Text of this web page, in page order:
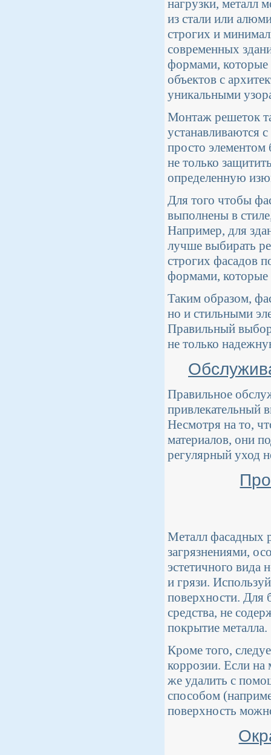
нагрузки, металл
из стали или
строгих и
современных
формами, которые
объектов с
уникальными
Монтаж решеток
устанавливаются
просто элементом
не только
определенную
Для того чтобы
выполнены в
Например, для
лучше выбирать
строгих фасадов
формами, которые
Таким образом,
но и стильными
Правильный
не только
Правильное
привлекательный
Несмотря на то,
материалов, они
регулярный уход
Металл фасадных
загрязнениями,
эстетичного вида
и грязи.
поверхности. Для
средства, не
покрытие металла.
Кроме того,
коррозии. Если на
же удалить с
способом
поверхность